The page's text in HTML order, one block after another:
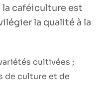
la caféiculture est
la qualité à la
cultivées ;
de culture et de